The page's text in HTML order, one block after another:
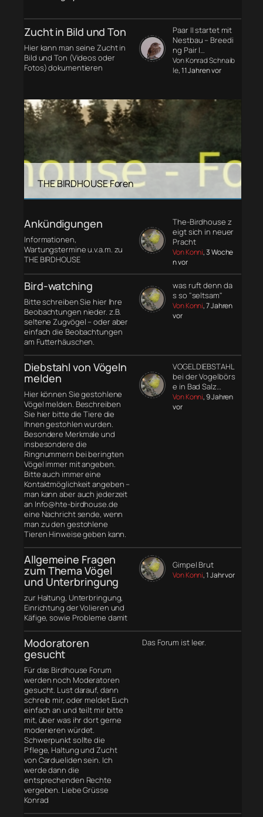
Zucht in Bild und Ton
Hier kann man seine Zucht in
Bild und Ton (Videos oder
Fotos) dokumentieren
Paar II startet mit
Nestbau – Breedi
ng Pair I…
Von Konrad Schnaib
le, 11 Jahren vor
THE BIRDHOUSE Foren
Ankündigungen
Informationen,
Wartungstermine u.v.a.m. zu
THE BIRDHOUSE
The-Birdhouse z
eigt sich in neuer
Pracht
Von Konni, 3 Woche
n vor
Bird-watching
Bitte schreiben Sie hier Ihre
Beobachtungen nieder. z.B.
seltene Zugvögel – oder aber
einfach die Beobachtungen
am Futterhäuschen.
was ruft denn da
s so "seltsam"
Von Konni, 7 Jahren
vor
Diebstahl von Vögeln
melden
Hier können Sie gestohlene
Vögel melden. Beschreiben
Sie hier bitte die Tiere die
Ihnen gestohlen wurden.
Besondere Merkmale und
insbesondere die
Ringnummern bei beringten
Vögel immer mit angeben.
Bitte auch immer eine
Kontaktmöglichkeit angeben –
man kann aber auch jederzeit
an Info@hte-birdhouse.de
eine Nachricht sende, wenn
man zu den gestohlene
Tieren Hinweise geben kann.
VOGELDIEBSTAHL
bei der Vogelbörs
e in Bad Salz…
Von Konni, 9 Jahren
vor
Allgemeine Fragen
zum Thema Vögel
und Unterbringung
zur Haltung, Unterbringung,
Einrichtung der Volieren und
Käfige, sowie Probleme damit
Gimpel Brut
Von Konni, 1 Jahr vor
Modoratoren
gesucht
Für das Birdhouse Forum
werden noch Moderatoren
gesucht. Lust darauf, dann
schreib mir, oder meldet Euch
einfach an und teilt mir bitte
mit, über was ihr dort gerne
moderieren würdet.
Schwerpunkt sollte die
Pflege, Haltung und Zucht
von Cardueliden sein. Ich
werde dann die
entsprechenden Rechte
vergeben. Liebe Grüsse
Konrad
Das Forum ist leer.